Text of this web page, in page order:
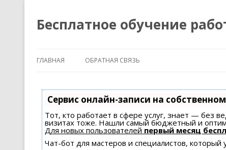
Бесплатное обучение
ГЛАВНАЯ ОБРАТНАЯ СВЯЗЬ
Сервис онлайн-записи на
Тот, кто работает в сфере услуг, знает — без
визитах тоже. Нашли самый бюджетный и
Для новых пользователей первый месяц
Чат-бот для мастеров и специалистов,